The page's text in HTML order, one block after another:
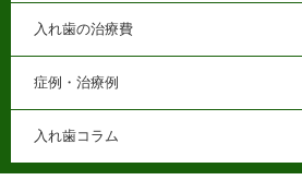
入れ歯の治療費
症例・治療例
入れ歯コラム